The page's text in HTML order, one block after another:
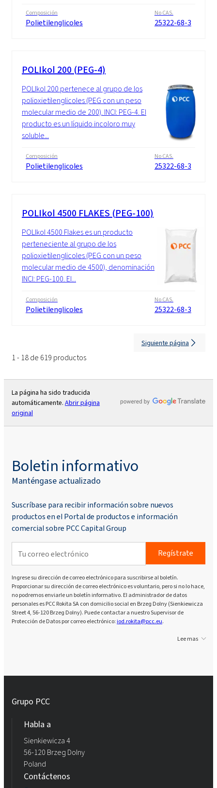
Composición
Polietilenglicoles
No CAS.
25322-68-3
POLIkol 200 (PEG-4)
POLIkol 200 pertenece al grupo de los
polioxietilenglicoles (PEG con un peso
molecular medio de 200). INCI: PEG-4. El
producto es un líquido incoloro muy
soluble...
Composición
Polietilenglicoles
No CAS.
25322-68-3
POLIkol 4500 FLAKES (PEG-100)
POLIkol 4500 Flakes es un producto
perteneciente al grupo de los
polioxietilenglicoles (PEG con un peso
molecular medio de 4500), denominación
INCI: PEG-100. El...
Composición
Polietilenglicoles
No CAS.
25322-68-3
1 - 18 de 619 productos
Siguiente página
La página ha sido traducida
automáticamente. Abrir página
original
Boletin informativo
Manténgase actualizado
Suscríbase para recibir información sobre nuevos
productos en el Portal de productos e información
comercial sobre PCC Capital Group
Regístrate
Ingrese su dirección de correo electrónico para suscribirse al boletín.
Proporcionar su dirección de correo electrónico es voluntario, pero si no lo hace,
no podremos enviarle un boletín informativo. El administrador de datos
personales es PCC Rokita SA con domicilio social en Brzeg Dolny (Sienkiewicza
Street 4, 56-120 Brzeg Dolny). Puede contactar a nuestro Supervisor de
Protección de Datos por correo electrónico:iod.rokita@pcc.eu.
Lee mas
Grupo PCC
Habla a
Sienkiewicza 4
56-120 Brzeg Dolny
Poland
Contáctenos